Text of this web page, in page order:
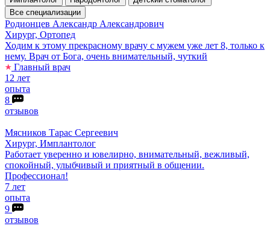
Все специализации
Родионцев Александр Александрович
Хирург, Ортопед
Ходим к этому прекрасному врачу с мужем уже лет 8, только к
нему. Врач от Бога, очень внимательный, чуткий
Главный врач
12 лет
опыта
8
отзывов
Мясников Тарас Сергеевич
Хирург, Имплантолог
Работает уверенно и ювелирно, внимательный, вежливый,
спокойный, улыбчивый и приятный в общении.
Профессионал!
7 лет
опыта
9
отзывов